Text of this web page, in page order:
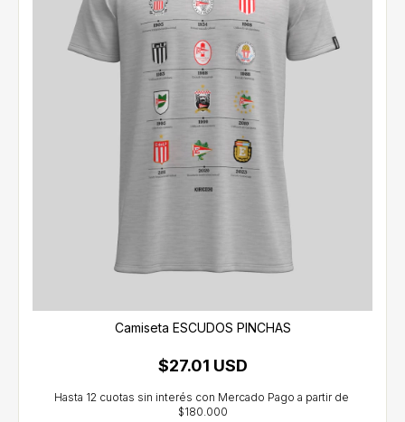
Camiseta ESCUDOS PINCHAS
$27.01 USD